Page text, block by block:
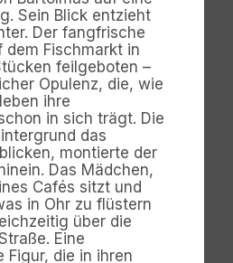
Sein Blick entzieht
Der fangfrische
Fischmarkt in
feilgeboten –
Opulenz, die, wie
ihre
in sich trägt. Die
das
montierte der
Das Mädchen,
Cafés sitzt und
in Ohr zu flüstern
über die
Eine
Figur, die in ihren